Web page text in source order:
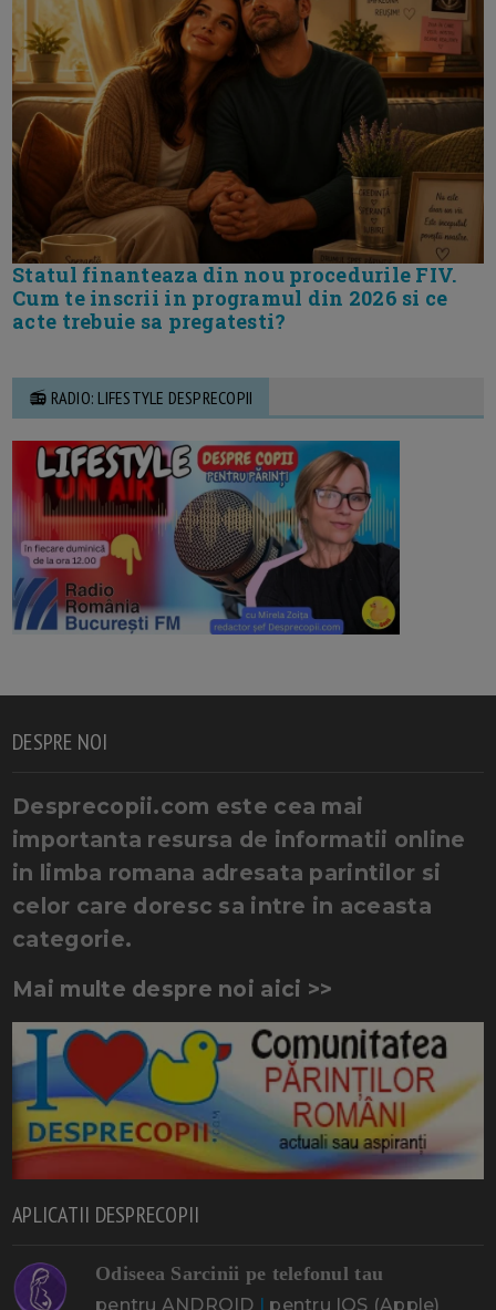
Statul finanteaza din nou procedurile FIV.
Cum te inscrii in programul din 2026 si ce
acte trebuie sa pregatesti?
📻 RADIO: LIFESTYLE DESPRECOPII
DESPRE NOI
Desprecopii.com este cea mai
importanta resursa de informatii online
in limba romana adresata parintilor si
celor care doresc sa intre in aceasta
categorie.
Mai multe despre noi aici >>
APLICATII DESPRECOPII
Odiseea Sarcinii pe telefonul tau
pentru ANDROID | pentru IOS (Apple)